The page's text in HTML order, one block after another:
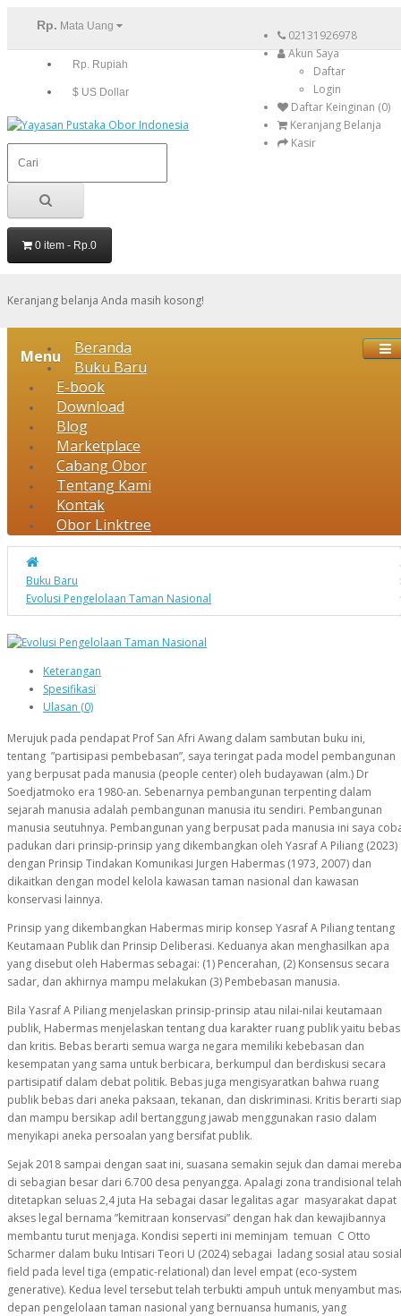
Rp. Mata Uang
Rp. Rupiah
$ US Dollar
02131926978
Akun Saya
Daftar
Login
Daftar Keinginan (0)
Keranjang Belanja
Kasir
0 item - Rp.0
Keranjang belanja Anda masih kosong!
Menu
Beranda
Buku Baru
E-book
Download
Blog
Marketplace
Cabang Obor
Tentang Kami
Kontak
Obor Linktree
Buku Baru
Evolusi Pengelolaan Taman Nasional
Keterangan
Spesifikasi
Ulasan (0)
Merujuk pada pendapat Prof San Afri Awang dalam sambutan buku ini,
tentang ”partisipasi pembebasan”, saya teringat pada model pembangunan
yang berpusat pada manusia (people center) oleh budayawan (alm.) Dr
Soedjatmoko era 1980-an. Sebenarnya pembangunan terpenting dalam
sejarah manusia adalah pembangunan manusia itu sendiri. Pembangunan
manusia seutuhnya. Pembangunan yang berpusat pada manusia ini saya
padukan dari prinsip-prinsip yang dikembangkan oleh Yasraf A Piliang (2023)
dengan Prinsip Tindakan Komunikasi Jurgen Habermas (1973, 2007) dan
dikaitkan dengan model kelola kawasan taman nasional dan kawasan
konservasi lainnya.
Prinsip yang dikembangkan Habermas mirip konsep Yasraf A Piliang tentang
Keutamaan Publik dan Prinsip Deliberasi. Keduanya akan menghasilkan apa
yang disebut oleh Habermas sebagai: (1) Pencerahan, (2) Konsensus secara
sadar, dan akhirnya mampu melakukan (3) Pembebasan manusia.
Bila Yasraf A Piliang menjelaskan prinsip-prinsip atau nilai-nilai keutamaan
publik, Habermas menjelaskan tentang dua karakter ruang publik yaitu bebas
dan kritis. Bebas berarti semua warga negara memiliki kebebasan dan
kesempatan yang sama untuk berbicara, berkumpul dan berdiskusi secara
partisipatif dalam debat politik. Bebas juga mengisyaratkan bahwa ruang
publik bebas dari aneka paksaan, tekanan, dan diskriminasi. Kritis berarti siap
dan mampu bersikap adil bertanggung jawab menggunakan rasio dalam
menyikapi aneka persoalan yang bersifat publik.
Sejak 2018 sampai dengan saat ini, suasana semakin sejuk dan damai
di sebagian besar dari 6.700 desa penyangga. Apalagi zona trandisional telah
ditetapkan seluas 2,4 juta Ha sebagai dasar legalitas agar masyarakat dapat
akses legal bernama ”kemitraan konservasi” dengan hak dan kewajibannya
membantu turut menjaga. Kondisi seperti ini meminjam temuan C Otto
Scharmer dalam buku Intisari Teori U (2024) sebagai ladang sosial atau sosial
field pada level tiga (empatic-relational) dan level empat (eco-system
generative). Kedua level tersebut telah terbukti ampuh untuk menyambut
depan pengelolaan taman nasional yang bernuansa humanis, yang